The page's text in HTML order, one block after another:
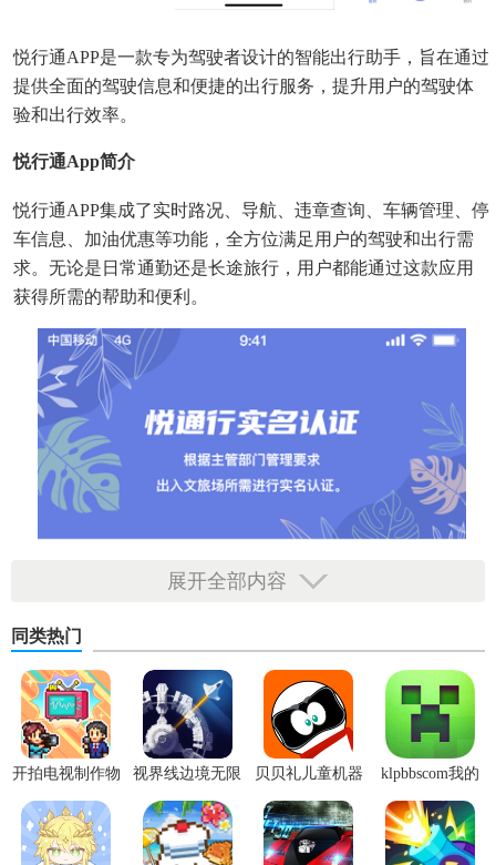
悦行通APP是一款专为驾驶者设计的智能出行助手，旨在通过
提供全面的驾驶信息和便捷的出行服务，提升用户的驾驶体
验和出行效率。
悦行通app简介
悦行通APP集成了实时路况、导航、违章查询、车辆管理、停
车信息、加油优惠等功能，全方位满足用户的驾驶和出行需
求。无论是日常通勤还是长途旅行，用户都能通过这款应用
获得所需的帮助和便利。
展开全部内容
同类热门
开拍电视制作物
语内置菜单版
视界线边境无限
科技点
贝贝礼儿童机器
人app安卓版
klpbbscom我的
世界